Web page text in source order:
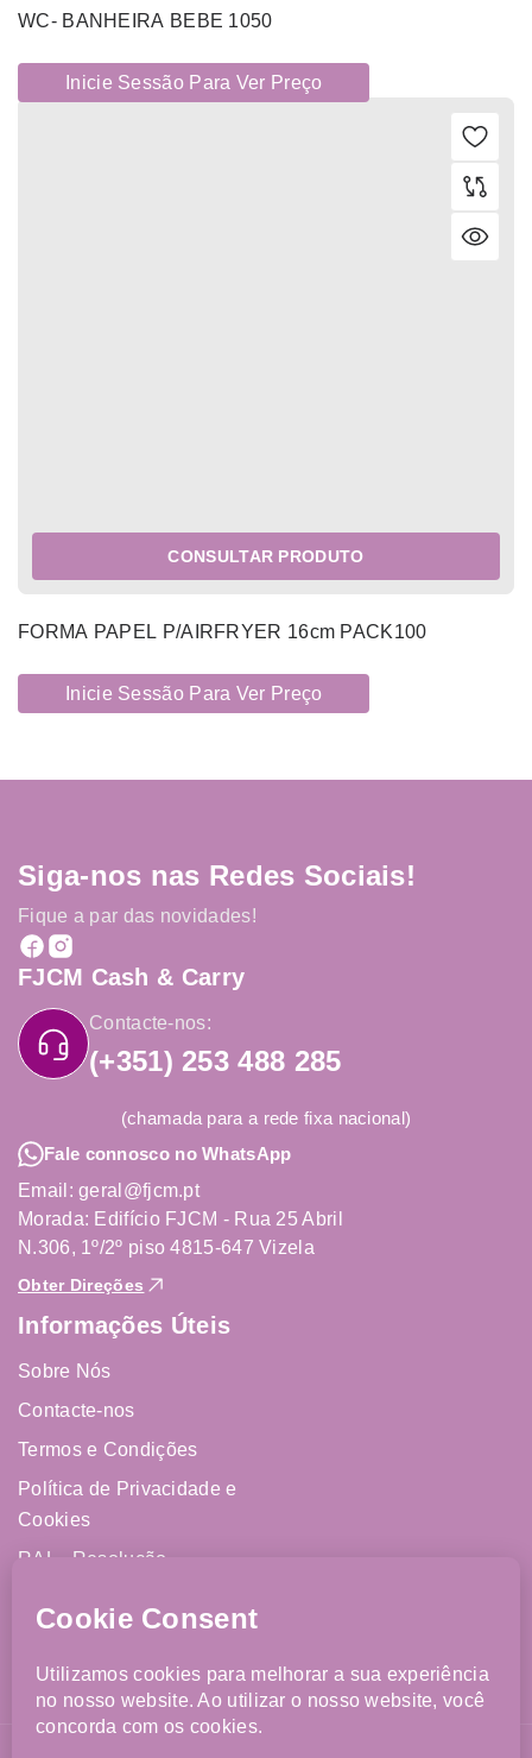
WC- BANHEIRA BEBE 1050
Inicie Sessão Para Ver Preço
CONSULTAR PRODUTO
FORMA PAPEL P/AIRFRYER 16cm PACK100
Inicie Sessão Para Ver Preço
Siga-nos nas Redes Sociais!
Fique a par das novidades!
FJCM Cash & Carry
Contacte-nos:
(+351) 253 488 285
(chamada para a rede fixa nacional)
Fale connosco no WhatsApp
Email: geral@fjcm.pt
Morada: Edifício FJCM - Rua 25 Abril
N.306, 1º/2º piso 4815-647 Vizela
Obter Direções
Informações Úteis
Sobre Nós
Contacte-nos
Termos e Condições
Política de Privacidade e
Cookies
RAL - Resolução
Livro de Reclamações